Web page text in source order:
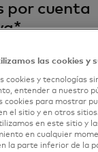
por cuenta
las cookies y
cookies y tecnologías
entender a nuestro
cookies para mostrar
el sitio y en otros
en este sitio y
en cualquier
la parte inferior de la